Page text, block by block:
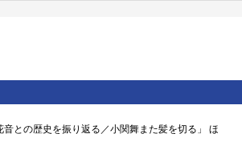
との歴史を振り返る／小関舞また髪を切る」 ほ